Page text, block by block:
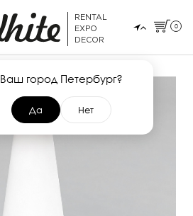
RENTAL
EXPO
DECOR
Ваш город Петербург?
Да Нет
0